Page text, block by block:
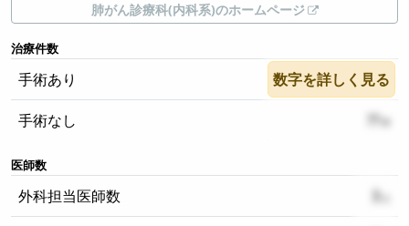
肺がん診療科(内科系)のホームページ
治療件数
手術あり ??
手術なし ??
医師数
外科担当医師数 3
数字を詳しく見る